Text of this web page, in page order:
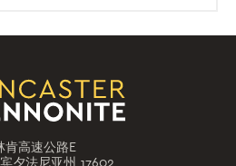
肯高速公路E
夕法尼亚州 17602